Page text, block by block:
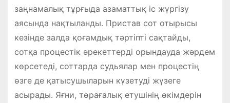
заңнамалық тұрғыда азаматтық іс жүргізу
аясында нақтыланды. Пристав сот отырысы
кезінде залда қоғамдық тәртіпті сақтайды,
сотқа процестік әрекеттерді орындауда жәрдем
көрсетеді, соттарда судьялар мен процестің
өзге де қатысушыларын күзетуді жүзеге
асырады. Яғни, төрағалық етушінің өкімдерін